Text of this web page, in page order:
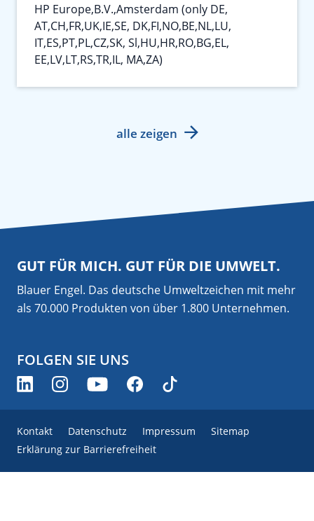
HP Europe,B.V.,Amsterdam (only DE,
AT,CH,FR,UK,IE,SE, DK,FI,NO,BE,NL,LU,
IT,ES,PT,PL,CZ,SK, Sl,HU,HR,RO,BG,EL,
EE,LV,LT,RS,TR,IL, MA,ZA)
alle zeigen
GUT FÜR MICH. GUT FÜR DIE UMWELT.
Blauer Engel. Das deutsche Umweltzeichen mit mehr
als 70.000 Produkten von über 1.800 Unternehmen.
FOLGEN SIE UNS
Kontakt Datenschutz Impressum
Sitemap
Erklärung zur Barrierefreiheit